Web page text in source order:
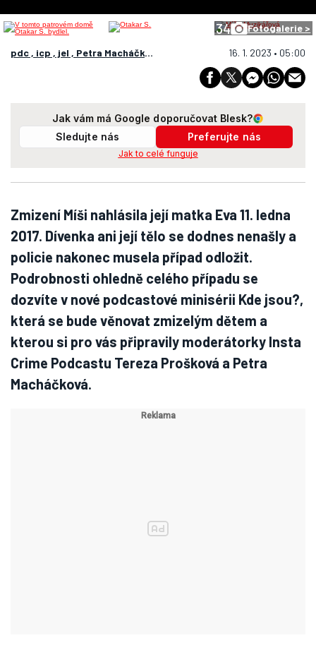
34 Fotogalerie >
pdc , icp , jel , Petra Macháčková , Tereza Prošková 16. 1. 2023 • 05:00
Jak vám má Google doporučovat Blesk?
Sledujte nás
Preferujte nás
Jak to celé funguje
Zmizení Míši nahlásila její matka Eva 11. ledna
2017. Dívenka ani její tělo se dodnes nenašly a
policie nakonec musela případ odložit.
Podrobnosti ohledně celého případu se
dozvíte v nové podcastové minisérii Kde jsou?,
která se bude věnovat zmizelým dětem a
kterou si pro vás připravily moderátorky Insta
Crime Podcastu Tereza Prošková a Petra
Macháčková.